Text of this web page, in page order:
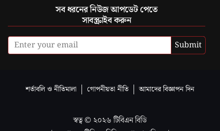
সব ধরনের নিউজ আপডেট পেতে
সাবস্ক্রাইব করুন
Submit
শর্তাবলি ও নীতিমালা গোপনীয়তা নীতি আমাদের বিজ্ঞাপন দিন
স্বত্ব © ২০২৬ টিবিএন বিডি